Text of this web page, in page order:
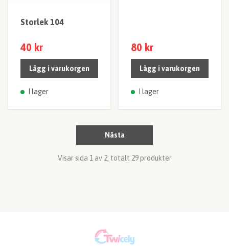
Storlek 104
40 kr
Lägg i varukorgen
I lager
80 kr
Lägg i varukorgen
I lager
Nästa
Visar sida 1 av 2, totalt 29 produkter